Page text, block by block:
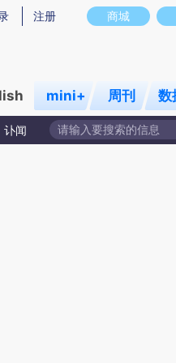
意图存在偏差。不代表财新观点和
商城
注册
mini+ 周刊 数
讣闻